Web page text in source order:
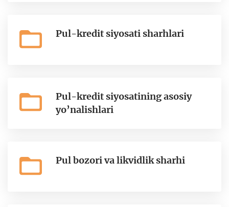
Pul-kredit siyosati sharhlari
Pul-kredit siyosatining asosiy
yo’nalishlari
Pul bozori va likvidlik sharhi